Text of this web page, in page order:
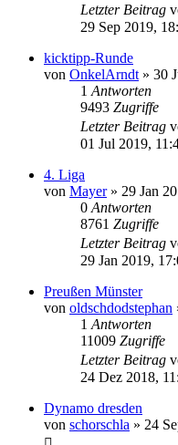
Letzter Beitrag
29 Sep 2019,
kicktipp-Runde
von OnkelArndt » 30
1 Antworten
9493 Zugriffe
Letzter Beitrag
01 Jul 2019,
4. Liga
von Mayer» 29 Jan
0 Antworten
8761 Zugriffe
Letzter Beitrag
29 Jan 2019,
Preußen Münster
von oldschdodstephan
1 Antworten
11009 Zugriffe
Letzter Beitrag
24 Dez 2018,
Dynamo dresden
von schorschla » 24